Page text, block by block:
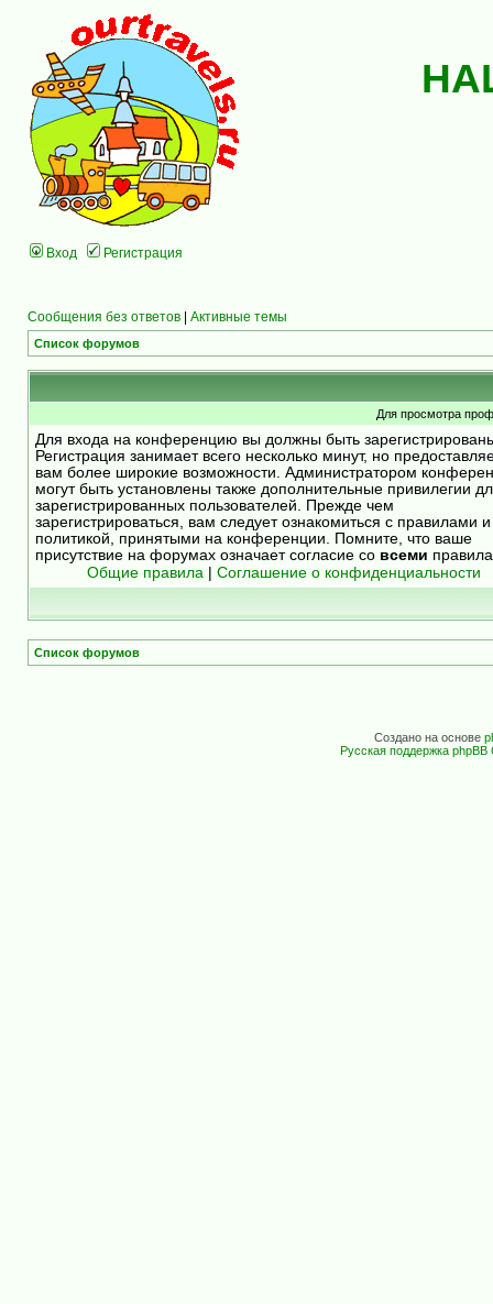
Вход Регистрация
Сообщения без ответов | Активные темы
Список форумов
Для просмотра
Для входа на конференцию вы должны быть
Регистрация занимает всего несколько минут, но
вам более широкие возможности. Администратором
могут быть установлены также дополнительные привилегии
зарегистрированных пользователей. Прежде чем
зарегистрироваться, вам следует ознакомиться с правилами и
политикой, принятыми на конференции. Помните, что ваше
присутствие на форумах означает согласие со всеми
Общие правила
Соглашение о конфиденциальности
Список форумов
Создано на основе
Русская поддержка phpBB